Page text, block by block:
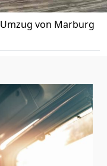
Umzug von Marburg